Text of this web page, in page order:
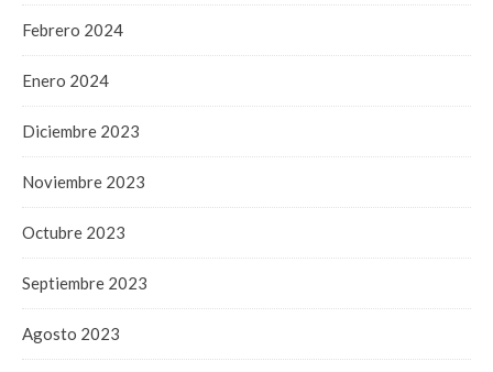
Febrero 2024
Enero 2024
Diciembre 2023
Noviembre 2023
Octubre 2023
Septiembre 2023
Agosto 2023